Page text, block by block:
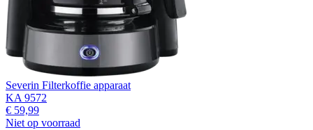
Severin Filterkoffie apparaat
KA 9572
€ 59,99
Niet op voorraad